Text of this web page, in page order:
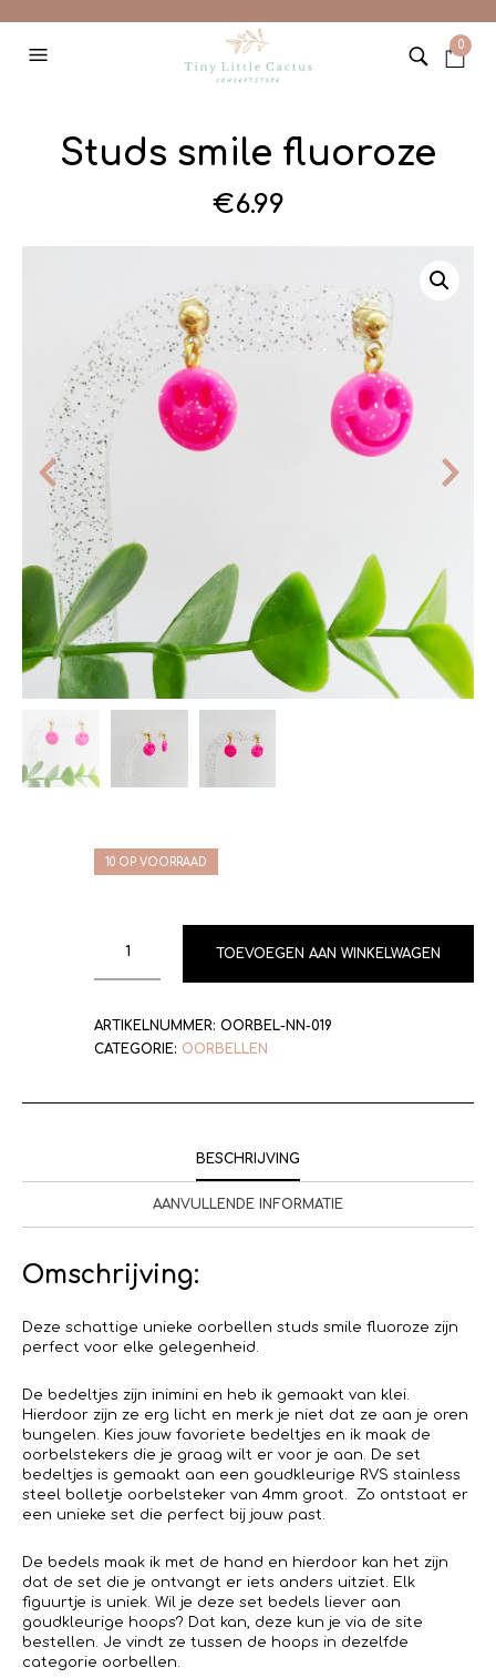
0
Studs smile fluoroze
€6.99
10 OP VOORRAAD
TOEVOEGEN AAN WINKELWAGEN
ARTIKELNUMMER: OORBEL-NN-019
CATEGORIE: OORBELLEN
BESCHRIJVING
AANVULLENDE INFORMATIE
Omschrijving:
Deze schattige unieke oorbellen studs smile fluoroze zijn
perfect voor elke gelegenheid.
De bedeltjes zijn inimini en heb ik gemaakt van klei.
Hierdoor zijn ze erg licht en merk je niet dat ze aan je oren
bungelen. Kies jouw favoriete bedeltjes en ik maak de
oorbelstekers die je graag wilt er voor je aan. De set
bedeltjes is gemaakt aan een goudkleurige RVS stainless
steel bolletje oorbelsteker van 4mm groot. Zo ontstaat er
een unieke set die perfect bij jouw past.
De bedels maak ik met de hand en hierdoor kan het zijn
dat de set die je ontvangt er iets anders uitziet. Elk
figuurtje is uniek. Wil je deze set bedels liever aan
goudkleurige hoops? Dat kan, deze kun je via de site
bestellen. Je vindt ze tussen de hoops in dezelfde
categorie oorbellen.